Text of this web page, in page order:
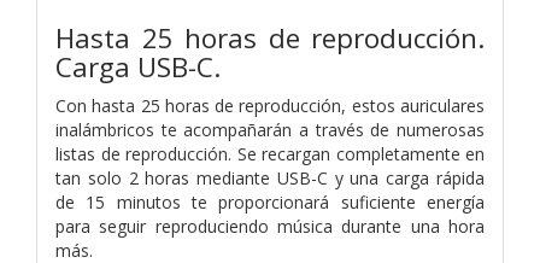
Hasta 25 horas de reproducción.
Carga USB-C.
Con hasta 25 horas de reproducción, estos auriculares
inalámbricos te acompañarán a través de numerosas
listas de reproducción. Se recargan completamente en
tan solo 2 horas mediante USB-C y una carga rápida
de 15 minutos te proporcionará suficiente energía
para seguir reproduciendo música durante una hora
más.